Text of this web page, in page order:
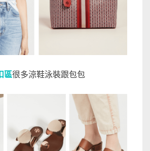
區很多涼鞋泳裝跟包包